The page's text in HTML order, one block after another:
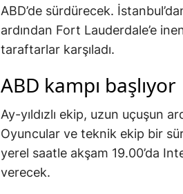
ABD’de sürdürecek.
ardından Fort Lauderdale’e
taraftarlar karşıladı.
ABD kampı başlıyor
Ay-yıldızlı ekip, uzun uçuşun
Oyuncular ve teknik ekip bir
yerel saatle akşam 19.00’da
verecek.